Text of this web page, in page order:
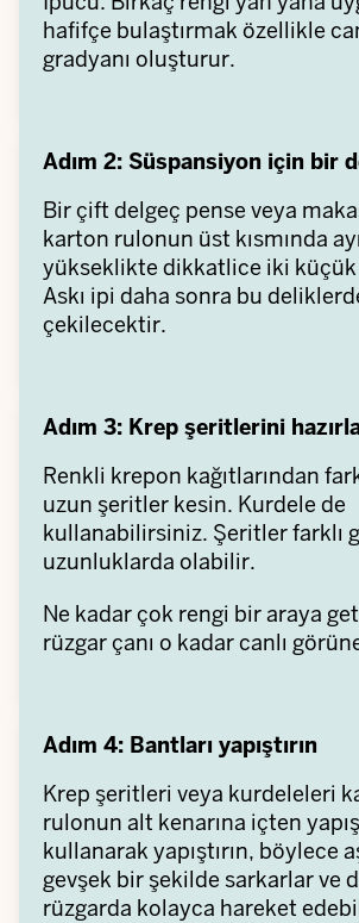
hafifçe bulaştırmak özellikle
gradyanı oluşturur.
Adım 2: Süspansiyon için bir
Bir çift delgeç pense veya
karton rulonun üst kısmında
yükseklikte dikkatlice iki küçük
Askı ipi daha sonra bu
çekilecektir.
Adım 3: Krep şeritlerini
Renkli krepon kağıtlarından
uzun şeritler kesin. Kurdele de
kullanabilirsiniz. Şeritler farklı
uzunluklarda olabilir.
Ne kadar çok rengi bir araya
rüzgar çanı o kadar canlı
Adım 4: Bantları yapıştırın
Krep şeritleri veya kurdeleleri
rulonun alt kenarına içten
kullanarak yapıştırın, böylece
gevşek bir şekilde sarkarlar ve
rüzgarda kolayca hareket